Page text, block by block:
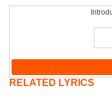
RELATED LYRICS